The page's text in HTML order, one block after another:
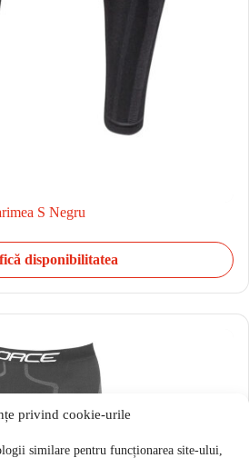
privind cookie-urile
similare pentru funcționarea site-ului,
S Negru
disponibilitatea